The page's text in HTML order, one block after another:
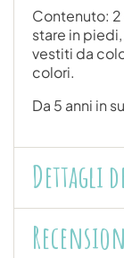
Contenuto:
stare in
vestiti da
colori.
Da 5 anni in
Dettagli